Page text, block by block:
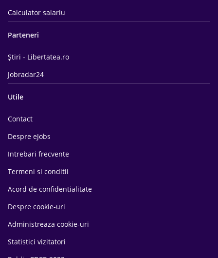
Calculator salariu
Parteneri
Știri - Libertatea.ro
Jobradar24
Utile
Contact
Despre eJobs
Intrebari frecvente
Termeni si conditii
Acord de confidentialitate
Despre cookie-uri
Administreaza cookie-uri
Statistici vizitatori